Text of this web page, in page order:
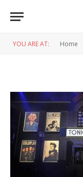
YOU ARE AT: Home